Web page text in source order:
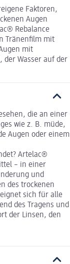
Faktoren,
Augen
Rebalance
Tränenfilm mit
mit
der Wasser auf der
die an einer
wie z. B. müde,
Augen oder einem
Artelac®
– in einer
und
des trockenen
sich für alle
des Tragens und
der Linsen, den